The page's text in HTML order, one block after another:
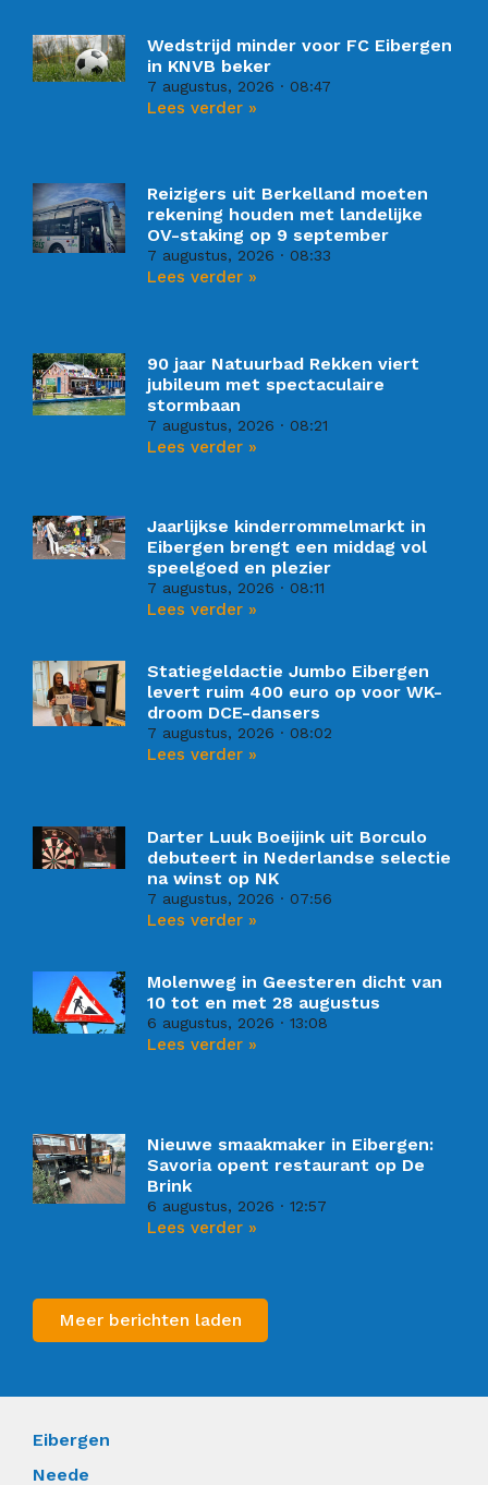
Wedstrijd minder voor FC Eibergen
in KNVB beker
7 augustus, 2026 08:47
Lees verder »
Reizigers uit Berkelland moeten
rekening houden met landelijke
OV-staking op 9 september
7 augustus, 2026 08:33
Lees verder »
90 jaar Natuurbad Rekken viert
jubileum met spectaculaire
stormbaan
7 augustus, 2026 08:21
Lees verder »
Jaarlijkse kinderrommelmarkt in
Eibergen brengt een middag vol
speelgoed en plezier
7 augustus, 2026 08:11
Lees verder »
Statiegeldactie Jumbo Eibergen
levert ruim 400 euro op voor WK-
droom DCE-dansers
7 augustus, 2026 08:02
Lees verder »
Darter Luuk Boeijink uit Borculo
debuteert in Nederlandse selectie
na winst op NK
7 augustus, 2026 07:56
Lees verder »
Molenweg in Geesteren dicht van
10 tot en met 28 augustus
6 augustus, 2026 13:08
Lees verder »
Nieuwe smaakmaker in Eibergen:
Savoria opent restaurant op De
Brink
6 augustus, 2026 12:57
Lees verder »
Meer berichten laden
Eibergen
Neede